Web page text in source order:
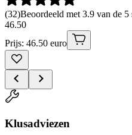
(32)Beoordeeld met 3.9 van de
46.50
Prijs: 46.50 euro
Klusadviezen